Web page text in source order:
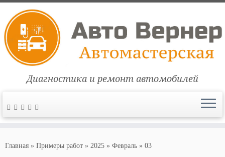
Диагностика и ремонт автомобилей
Главная » Примеры работ » 2025 » Февраль » 03